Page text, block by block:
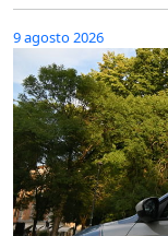
9 agosto 2026